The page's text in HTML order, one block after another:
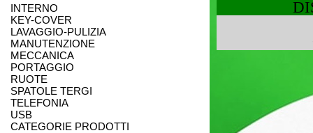
INTERNO
KEY-COVER
LAVAGGIO-PULIZIA
MANUTENZIONE
MECCANICA
PORTAGGIO
RUOTE
SPATOLE TERGI
TELEFONIA
USB
CATEGORIE PRODOTTI